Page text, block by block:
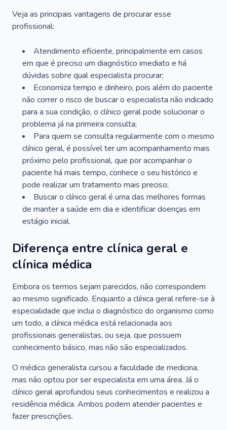
Veja as principais vantagens de procurar esse
profissional:
Atendimento eficiente, principalmente em casos
em que é preciso um diagnóstico imediato e há
dúvidas sobre qual especialista procurar;
Economiza tempo e dinheiro, pois além do paciente
não correr o risco de buscar o especialista não indicado
para a sua condição, o clínico geral pode solucionar o
problema já na primeira consulta;
Para quem se consulta regularmente com o mesmo
clínico geral, é possível ter um acompanhamento mais
próximo pelo profissional, que por acompanhar o
paciente há mais tempo, conhece o seu histórico e
pode realizar um tratamento mais preciso;
Buscar o clínico geral é uma das melhores formas
de manter a saúde em dia e identificar doenças em
estágio inicial.
Diferença entre clínica geral e
clínica médica
Embora os termos sejam parecidos, não correspondem
ao mesmo significado. Enquanto a clínica geral refere-se à
especialidade que inclui o diagnóstico do organismo como
um todo, a clínica médica está relacionada aos
profissionais generalistas, ou seja, que possuem
conhecimento básico, mas não são especializados.
O médico generalista cursou a faculdade de medicina,
mas não optou por ser especialista em uma área. Já o
clínico geral aprofundou seus conhecimentos e realizou a
residência médica. Ambos podem atender pacientes e
fazer prescrições.